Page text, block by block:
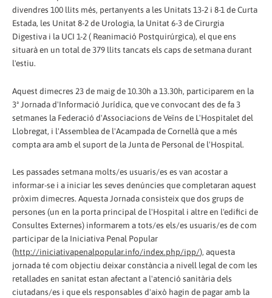
divendres 100 llits més, pertanyents a les Unitats 13-2 i 8-1 de Curta
Estada, les Unitat 8-2 de Urologia, la Unitat 6-3 de Cirurgia
Digestiva i la UCI 1-2 ( Reanimació Postquirúrgica), el que ens
situarà en un total de 379 llits tancats els caps de setmana durant
l'estiu.
Aquest dimecres 23 de maig de 10.30h a 13.30h, participarem en la
3ª Jornada d'Informació Jurídica, que ve convocant des de fa 3
setmanes la Federació d'Associacions de Veïns de L'Hospitalet del
Llobregat, i l'Assemblea de l'Acampada de Cornellà que a més
compta ara amb el suport de la Junta de Personal de l'Hospital.
Les passades setmana molts/es usuaris/es es van acostar a
informar-se i a iniciar les seves denúncies que completaran aquest
pròxim dimecres. Aquesta Jornada consisteix que dos grups de
persones (un en la porta principal de l'Hospital i altre en l'edifici de
Consultes Externes) informarem a tots/es els/es usuaris/es de com
participar de la Iniciativa Penal Popular
(http://iniciativapenalpopular.info/index.php/ipp/), aquesta
jornada té com objectiu deixar constància a nivell legal de com les
retallades en sanitat estan afectant a l'atenció sanitària dels
ciutadans/es i que els responsables d'això hagin de pagar amb la